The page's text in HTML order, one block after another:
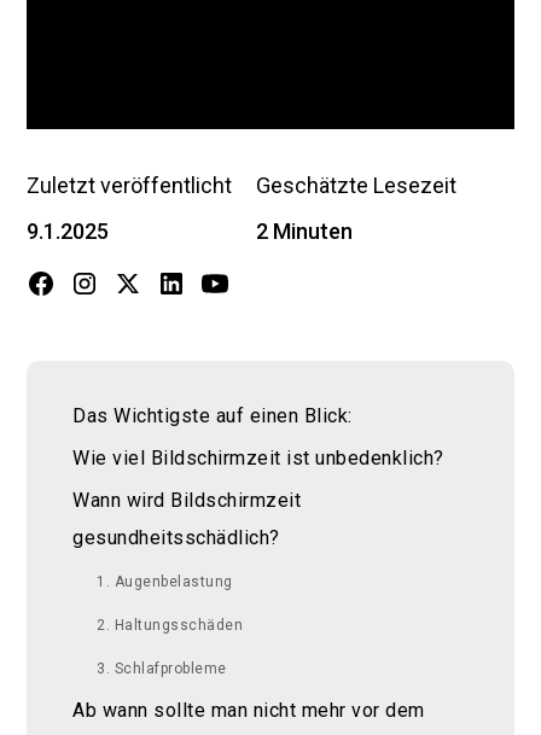
Zuletzt veröffentlicht
9.1.2025
Geschätzte Lesezeit
2 Minuten
Das Wichtigste auf einen Blick:
Wie viel Bildschirmzeit ist unbedenklich?
Wann wird Bildschirmzeit
gesundheitsschädlich?
1. Augenbelastung
2. Haltungsschäden
3. Schlafprobleme
Ab wann sollte man nicht mehr vor dem